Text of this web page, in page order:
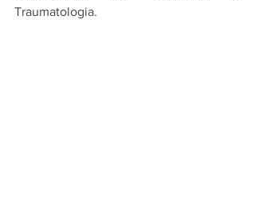
Traumatologia.